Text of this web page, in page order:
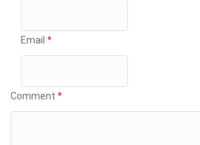
Email *
Comment *